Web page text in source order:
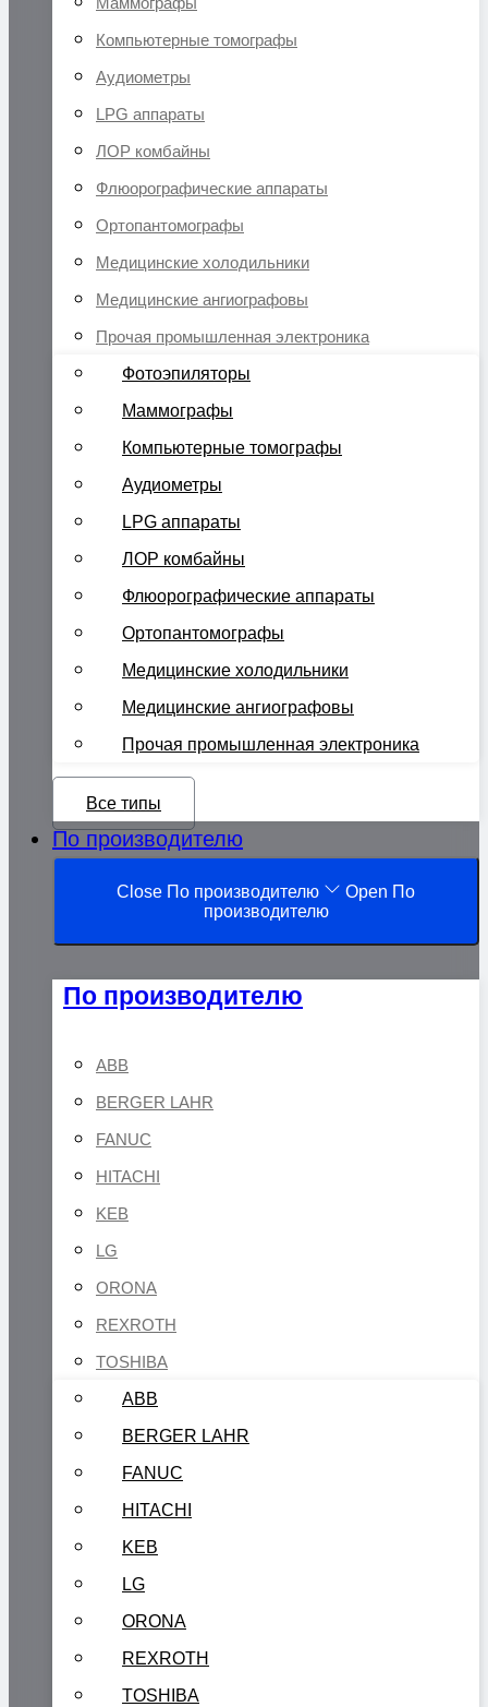
Компьютерные томографы
Аудиометры
LPG аппараты
ЛОР комбайны
Флюорографические аппараты
Ортопантомографы
Медицинские холодильники
Медицинские ангиографовы
Прочая промышленная электроника
Фотоэпиляторы
Маммографы
Компьютерные томографы
Аудиометры
LPG аппараты
ЛОР комбайны
Флюорографические аппараты
Ортопантомографы
Медицинские холодильники
Медицинские ангиографовы
Прочая промышленная электроника
Все типы
По производителю
Close По производителю
Open По
производителю
По производителю
ABB
BERGER LAHR
FANUC
HITACHI
KEB
LG
ORONA
REXROTH
TOSHIBA
ABB
BERGER LAHR
FANUC
HITACHI
KEB
LG
ORONA
REXROTH
TOSHIBA